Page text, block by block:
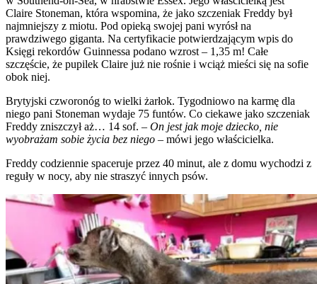
Claire Stoneman, która wspomina, że jako szczeniak Freddy był
najmniejszy z miotu. Pod opieką swojej pani wyrósł na
prawdziwego giganta. Na certyfikacie potwierdzającym wpis do
Księgi rekordów Guinnessa podano wzrost – 1,35 m! Całe
szczęście, że pupilek Claire już nie rośnie i wciąż mieści się na sofie
obok niej.
Brytyjski czworonóg to wielki żarłok. Tygodniowo na karmę dla
niego pani Stoneman wydaje 75 funtów. Co ciekawe jako szczeniak
Freddy zniszczył aż… 14 sof. – On jest jak moje dziecko, nie
wyobrażam sobie życia bez niego – mówi jego właścicielka.
Freddy codziennie spaceruje przez 40 minut, ale z domu wychodzi z
reguły w nocy, aby nie straszyć innych psów.